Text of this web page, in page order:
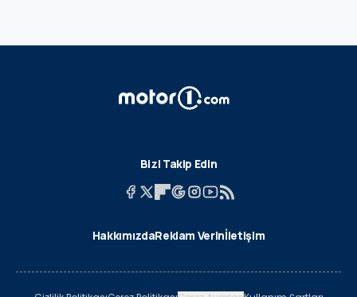
Bizi Takip Edin
HakkımızdaReklam Verinİletişim